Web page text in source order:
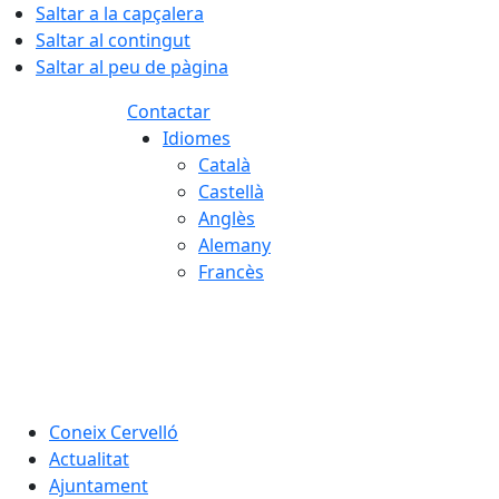
Saltar a la capçalera
Saltar al contingut
Saltar al peu de pàgina
Contactar
Idiomes
Català
Castellà
Anglès
Alemany
Francès
Coneix Cervelló
Actualitat
Ajuntament